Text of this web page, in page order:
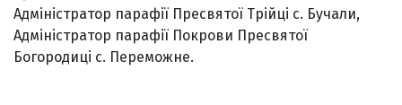
Адміністратор парафії Пресвятої Трійці с. Бучали,
Адміністратор парафії Покрови Пресвятої
Богородиці с. Переможне.